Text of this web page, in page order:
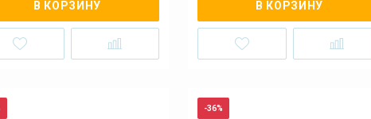
В КОРЗИНУ В КОРЗИНУ
-36%